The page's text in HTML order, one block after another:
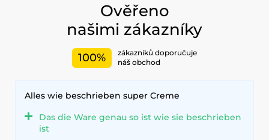
Ověřeno
našimi zákazníky
100%
zákazníků doporučuje
náš obchod
Alles wie beschrieben super Creme
Das die Ware genau so ist wie sie beschrieben
ist